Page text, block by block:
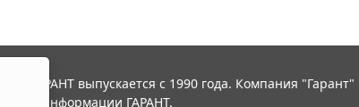
ГАРАНТ выпускается с 1990 года. Компания
информации ГАРАНТ.